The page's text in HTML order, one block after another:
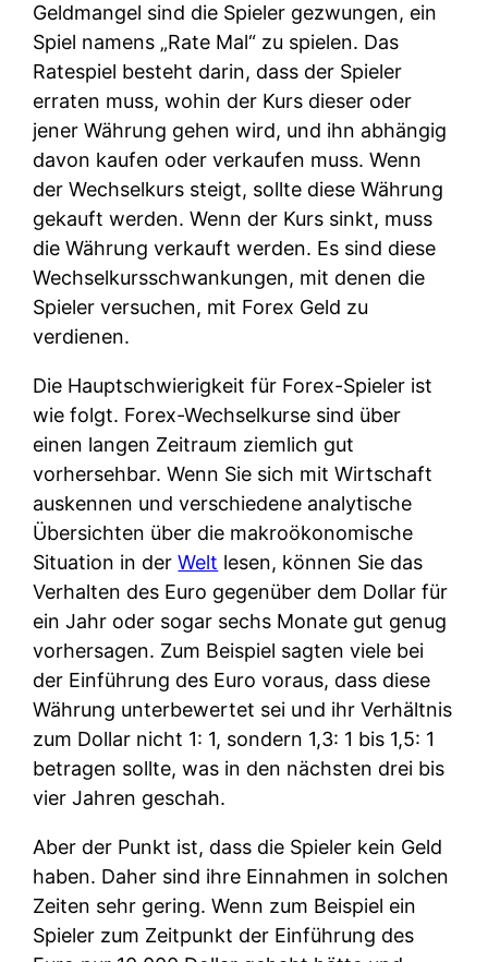
Geldmangel sind die Spieler gezwungen, ein
Spiel namens „Rate Mal“ zu spielen. Das
Ratespiel besteht darin, dass der Spieler
erraten muss, wohin der Kurs dieser oder
jener Währung gehen wird, und ihn abhängig
davon kaufen oder verkaufen muss. Wenn
der Wechselkurs steigt, sollte diese Währung
gekauft werden. Wenn der Kurs sinkt, muss
die Währung verkauft werden. Es sind diese
Wechselkursschwankungen, mit denen die
Spieler versuchen, mit Forex Geld zu
verdienen.
Die Hauptschwierigkeit für Forex-Spieler ist
wie folgt. Forex-Wechselkurse sind über
einen langen Zeitraum ziemlich gut
vorhersehbar. Wenn Sie sich mit Wirtschaft
auskennen und verschiedene analytische
Übersichten über die makroökonomische
Situation in derWelt lesen, können Sie das
Verhalten des Euro gegenüber dem Dollar für
ein Jahr oder sogar sechs Monate gut genug
vorhersagen. Zum Beispiel sagten viele bei
der Einführung des Euro voraus, dass diese
Währung unterbewertet sei und ihr Verhältnis
zum Dollar nicht 1: 1, sondern 1,3: 1 bis 1,5: 1
betragen sollte, was in den nächsten drei bis
vier Jahren geschah.
Aber der Punkt ist, dass die Spieler kein Geld
haben. Daher sind ihre Einnahmen in solchen
Zeiten sehr gering. Wenn zum Beispiel ein
Spieler zum Zeitpunkt der Einführung des